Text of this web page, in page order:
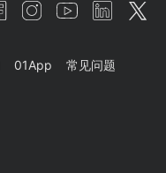
01App 常见问题